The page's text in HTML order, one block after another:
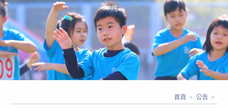
AFFILIATED SENIOR HIGH SCHOOL OF NATIONAL
KAOHSIUNG NORMAL UNIVERSITY
首頁 > 公告 >